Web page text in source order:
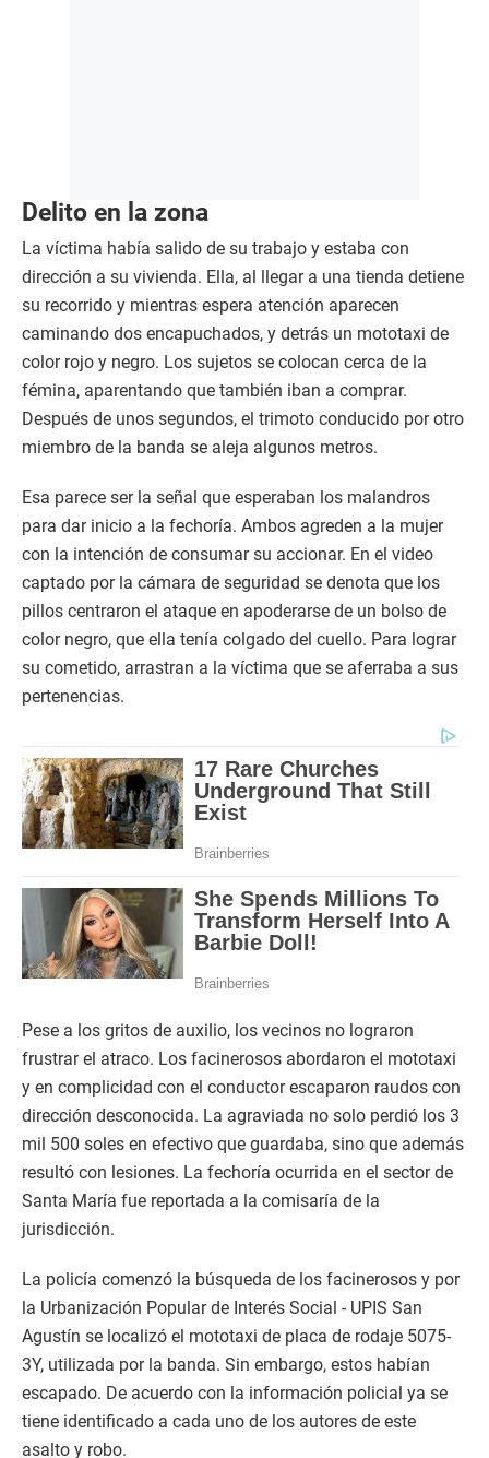
Delito en la zona
La víctima había salido de su trabajo y estaba con
dirección a su vivienda. Ella, al llegar a una tienda detiene
su recorrido y mientras espera atención aparecen
caminando dos encapuchados, y detrás un mototaxi de
color rojo y negro. Los sujetos se colocan cerca de la
fémina, aparentando que también iban a comprar.
Después de unos segundos, el trimoto conducido por otro
miembro de la banda se aleja algunos metros.
Esa parece ser la señal que esperaban los malandros
para dar inicio a la fechoría. Ambos agreden a la mujer
con la intención de consumar su accionar. En el video
captado por la cámara de seguridad se denota que los
pillos centraron el ataque en apoderarse de un bolso de
color negro, que ella tenía colgado del cuello. Para lograr
su cometido, arrastran a la víctima que se aferraba a sus
pertenencias.
Pese a los gritos de auxilio, los vecinos no lograron
frustrar el atraco. Los facinerosos abordaron el mototaxi
y en complicidad con el conductor escaparon raudos con
dirección desconocida. La agraviada no solo perdió los 3
mil 500 soles en efectivo que guardaba, sino que además
resultó con lesiones. La fechoría ocurrida en el sector de
Santa María fue reportada a la comisaría de la
jurisdicción.
La policía comenzó la búsqueda de los facinerosos y por
la Urbanización Popular de Interés Social - UPIS San
Agustín se localizó el mototaxi de placa de rodaje 5075-
3Y, utilizada por la banda. Sin embargo, estos habían
escapado. De acuerdo con la información policial ya se
tiene identificado a cada uno de los autores de este
asalto y robo.